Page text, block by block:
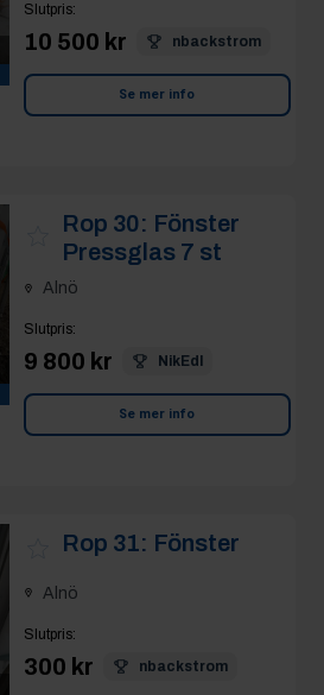
Slutpris:
10 500 kr nbackstrom
Se mer info
Rop 30: Fönster
Pressglas 7 st
Alnö
Slutpris:
9 800 kr NikEdl
Se mer info
Rop 31: Fönster
Alnö
Slutpris:
300 kr nbackstrom